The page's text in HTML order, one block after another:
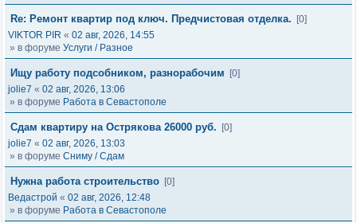
Re: Ремонт квартир под ключ. Предчистовая отделка.
[0]
VIKTOR PIR « 02 авг, 2026, 14:55
» в форуме Услуги / Разное
Ищу работу подсобником, разнорабочим
[0]
jolie7 « 02 авг, 2026, 13:06
» в форуме Работа в Севастополе
Сдам квартиру на Острякова 26000 руб.
[0]
jolie7 « 02 авг, 2026, 13:03
» в форуме Сниму / Сдам
Нужна работа строительство [0]
Ведастрой « 02 авг, 2026, 12:48
» в форуме Работа в Севастополе